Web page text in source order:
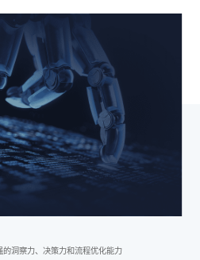
洞察力、决策力和流程优化能力